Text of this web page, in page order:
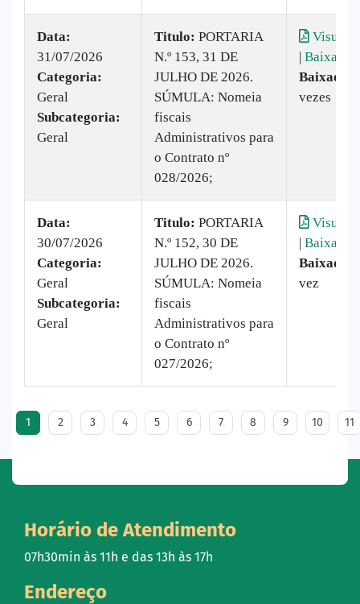
Data:
31/07/2026
Categoria:
Geral
Subcategoria:
Geral
Titulo: PORTARIA
N.º 153, 31 DE
JULHO DE 2026.
SÚMULA: Nomeia
fiscais
Administrativos para
o Contrato nº
028/2026;
| Baixar
Baixado:
vezes
Data:
30/07/2026
Categoria:
Geral
Subcategoria:
Geral
Titulo: PORTARIA
N.º 152, 30 DE
JULHO DE 2026.
SÚMULA: Nomeia
fiscais
Administrativos para
o Contrato nº
027/2026;
| Baixar
Baixado:
vez
1 2 3 4 5 6 7 8 9 10 11
Horário de Atendimento
07h30min às 11h e das 13h às 17h
Endereço